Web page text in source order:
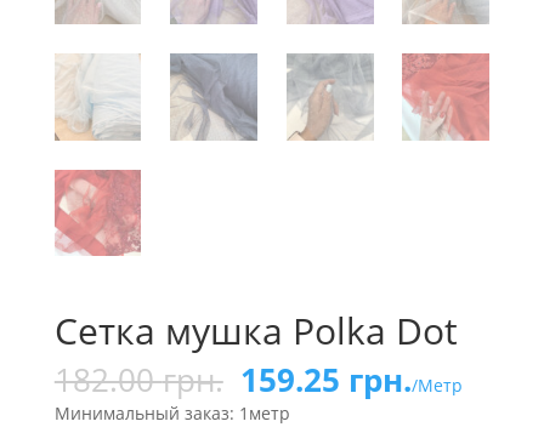
Сетка мушка Polka Dot
182.00грн. 159.25 грн./Метр
Минимальный заказ: 1метр